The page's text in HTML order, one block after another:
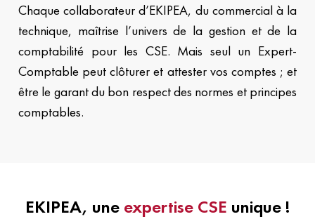
Chaque collaborateur d’EKIPEA, du commercial à la
technique, maîtrise l’univers de la gestion et de la
comptabilité pour les CSE. Mais seul un Expert-
Comptable peut clôturer et attester vos comptes ; et
être le garant du bon respect des normes et principes
comptables.
EKIPEA, une expertise CSE unique !